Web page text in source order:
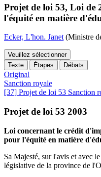
Projet de loi 53, Loi de
l'équité en matière
Ecker, L'hon. Janet (Ministre
Veuillez sélectionner
Texte
Étapes Débats
Original
Sanction royale
[37] Projet de loi 53 Sanction
Projet de loi 53 2003
Loi concernant le crédit
pour l'équité en matière
Sa Majesté, sur l'avis et avec
législative de la province de